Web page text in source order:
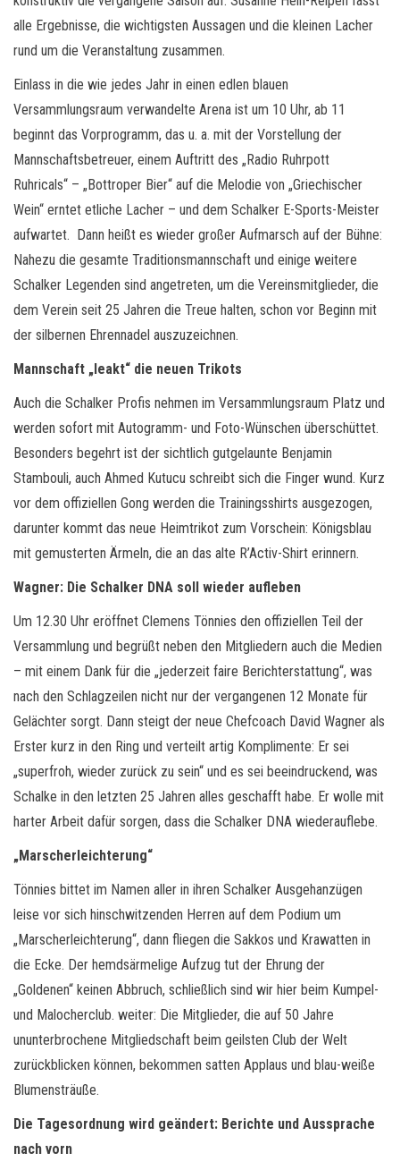
alle Ergebnisse, die wichtigsten Aussagen und die kleinen Lacher
rund um die Veranstaltung zusammen.
Einlass in die wie jedes Jahr in einen edlen blauen
Versammlungsraum verwandelte Arena ist um 10 Uhr, ab 11
beginnt das Vorprogramm, das u. a. mit der Vorstellung der
Mannschaftsbetreuer, einem Auftritt des „Radio Ruhrpott
Ruhricals“ – „Bottroper Bier“ auf die Melodie von „Griechischer
Wein“ erntet etliche Lacher – und dem Schalker E-Sports-Meister
aufwartet. Dann heißt es wieder großer Aufmarsch auf der Bühne:
Nahezu die gesamte Traditionsmannschaft und einige weitere
Schalker Legenden sind angetreten, um die Vereinsmitglieder, die
dem Verein seit 25 Jahren die Treue halten, schon vor Beginn mit
der silbernen Ehrennadel auszuzeichnen.
Mannschaft „leakt“ die neuen Trikots
Auch die Schalker Profis nehmen im Versammlungsraum Platz und
werden sofort mit Autogramm- und Foto-Wünschen überschüttet.
Besonders begehrt ist der sichtlich gutgelaunte Benjamin
Stambouli, auch Ahmed Kutucu schreibt sich die Finger wund. Kurz
vor dem offiziellen Gong werden die Trainingsshirts ausgezogen,
darunter kommt das neue Heimtrikot zum Vorschein: Königsblau
mit gemusterten Ärmeln, die an das alte R’Activ-Shirt erinnern.
Wagner: Die Schalker DNA soll wieder aufleben
Um 12.30 Uhr eröffnet Clemens Tönnies den offiziellen Teil der
Versammlung und begrüßt neben den Mitgliedern auch die Medien
– mit einem Dank für die „jederzeit faire Berichterstattung“, was
nach den Schlagzeilen nicht nur der vergangenen 12 Monate für
Gelächter sorgt. Dann steigt der neue Chefcoach David Wagner als
Erster kurz in den Ring und verteilt artig Komplimente: Er sei
„superfroh, wieder zurück zu sein“ und es sei beeindruckend, was
Schalke in den letzten 25 Jahren alles geschafft habe. Er wolle mit
harter Arbeit dafür sorgen, dass die Schalker DNA wiederauflebe.
„Marscherleichterung“
Tönnies bittet im Namen aller in ihren Schalker Ausgehanzügen
leise vor sich hinschwitzenden Herren auf dem Podium um
„Marscherleichterung“, dann fliegen die Sakkos und Krawatten in
die Ecke. Der hemdsärmelige Aufzug tut der Ehrung der
„Goldenen“ keinen Abbruch, schließlich sind wir hier beim Kumpel-
und Malocherclub. weiter: Die Mitglieder, die auf 50 Jahre
ununterbrochene Mitgliedschaft beim geilsten Club der Welt
zurückblicken können, bekommen satten Applaus und blau-weiße
Blumensträuße.
Die Tagesordnung wird geändert: Berichte und Aussprache
nach vorn